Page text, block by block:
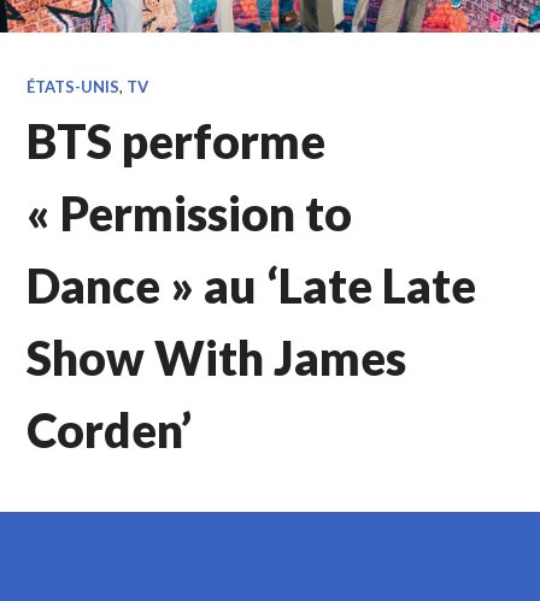
ÉTATS-UNIS, TV
BTS performe
« Permission to
Dance » au ‘Late Late
Show With James
Corden’